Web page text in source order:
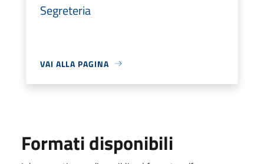
Segreteria
VAI ALLA PAGINA
Formati disponibili